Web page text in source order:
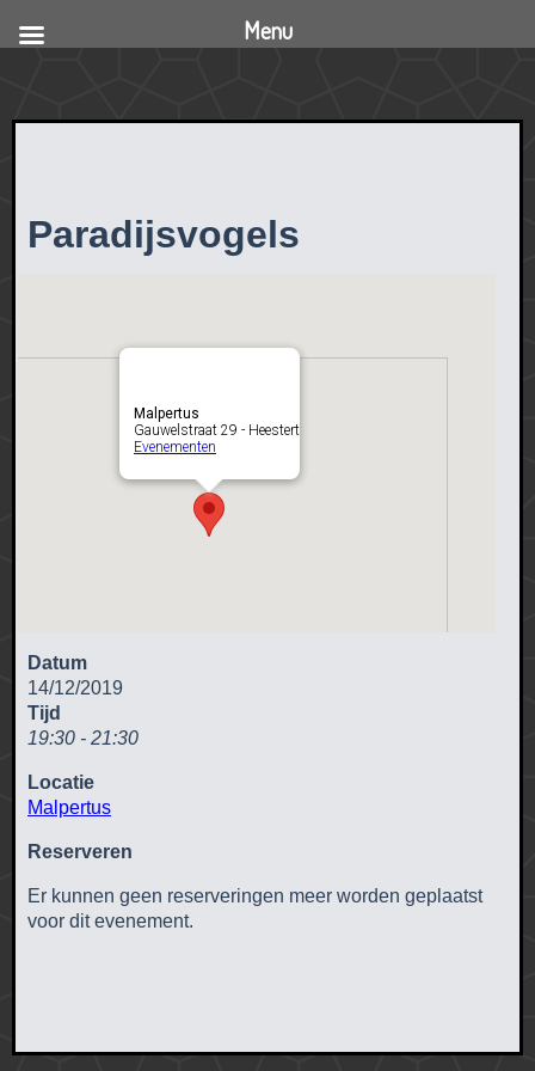
Paradijsvogels
Malpertus
Gauwelstraat 29 - Heestert
Evenementen
Datum
14/12/2019
Tijd
19:30 - 21:30
Locatie
Malpertus
Reserveren
Er kunnen geen reserveringen meer worden geplaatst
voor dit evenement.
Menu